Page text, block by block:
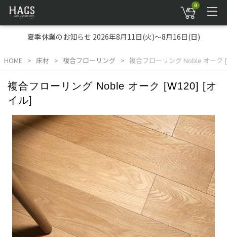
0
夏季休業のお知らせ 2026年8月11日(火)～8月16日(日)
HOME 床材 複合フローリング 複合フローリング Noble オーク
複合フローリング Noble オーク [W120] [オ
イル]